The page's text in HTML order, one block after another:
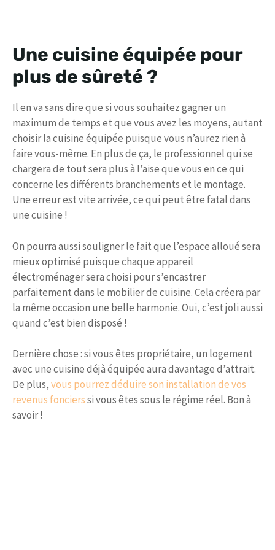
Une cuisine équipée pour
plus de sûreté ?
Il en va sans dire que si vous souhaitez gagner un
maximum de temps et que vous avez les moyens, autant
choisir la cuisine équipée puisque vous n’aurez rien à
faire vous-même. En plus de ça, le professionnel qui se
chargera de tout sera plus à l’aise que vous en ce qui
concerne les différents branchements et le montage.
Une erreur est vite arrivée, ce qui peut être fatal dans
une cuisine !
On pourra aussi souligner le fait que l’espace alloué sera
mieux optimisé puisque chaque appareil
électroménager sera choisi pour s’encastrer
parfaitement dans le mobilier de cuisine. Cela créera par
la même occasion une belle harmonie. Oui, c’est joli aussi
quand c’est bien disposé !
Dernière chose : si vous êtes propriétaire, un logement
avec une cuisine déjà équipée aura davantage d’attrait.
De plus,vous pourrez déduire son installation de vos
revenus foncierssi vous êtes sous le régime réel. Bon à
savoir !